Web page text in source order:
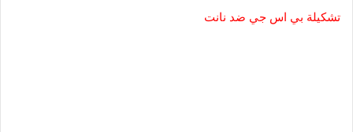
تشكيلة بي اس جي ضد نانت